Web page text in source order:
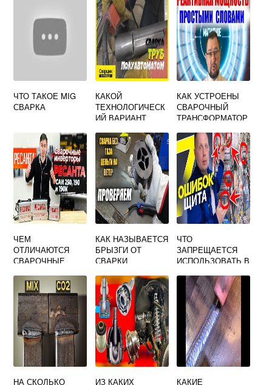
ЧТО ТАКОЕ MIG
СВАРКА
КАКОЙ
ТЕХНОЛОГИЧЕСК
ИЙ ВАРИАНТ
ДЛЯ СБОРКИ И
СВАРКИ
НЕПОВОРОТНЫХ
СТЫКОВ ТРУБ
КАК УСТРОЕНЫ
СВАРОЧНЫЙ
ТРАНСФОРМАТОР
ГЕНЕРАТОР
ПРЕОБРАЗОВАТЕ
ЛЬ
ЧЕМ
ОТЛИЧАЮТСЯ
СВАРОЧНЫЕ
РЕСАНТА
КАК НАЗЫВАЕТСЯ
БРЫЗГИ ОТ
СВАРКИ
ЧТО
ЗАПРЕЩАЕТСЯ
ИСПОЛЬЗОВАТЬ В
ОБРАТНОГО
ПРОВОДНИКА
ПРИ
ПРОВЕДЕНИИ
ЭЛЕКТРОСВАРОЧ
НЫХ РАБОТ
НА СКОЛЬКО
ИЗ КАКИХ
КАКИЕ